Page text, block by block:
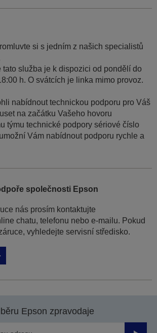
si s jedním z našich specialistů
tato služba je k dispozici od pondělí do
h. O svátcích je linka mimo provoz.
nabídnout technickou podporu pro Váš
na začátku Vašeho hovoru
týmu technické podpory sériové číslo
Vám nabídnout podporu rychle a
společnosti Epson
nás prosím kontaktujte
chatu, telefonu nebo e-mailu. Pokud
vyhledejte servisní středisko.
Epson zpravodaje